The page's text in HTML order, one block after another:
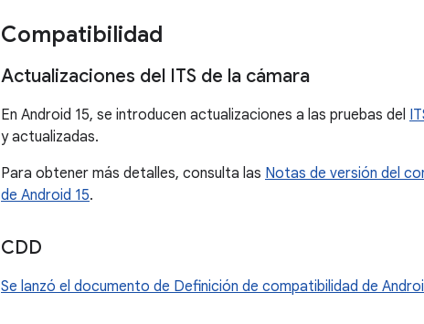
Compatibilidad
Actualizaciones del ITS de la cámara
En Android 15, se introducen actualizaciones a las pruebas del
y actualizadas.
Para obtener más detalles, consulta las Notas de versión del
de Android 15.
CDD
Se lanzó el documento de Definición de compatibilidad de